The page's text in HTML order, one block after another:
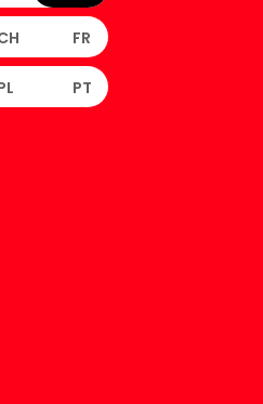
FR
PT